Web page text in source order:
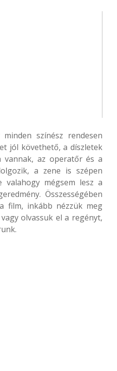
színész rendesen
jól követhető, a díszletek
vannak, az operatőr és a
a zene is szépen
valahogy mégsem lesz a
Összességében
film, inkább nézzük meg
olvassuk el a regényt,